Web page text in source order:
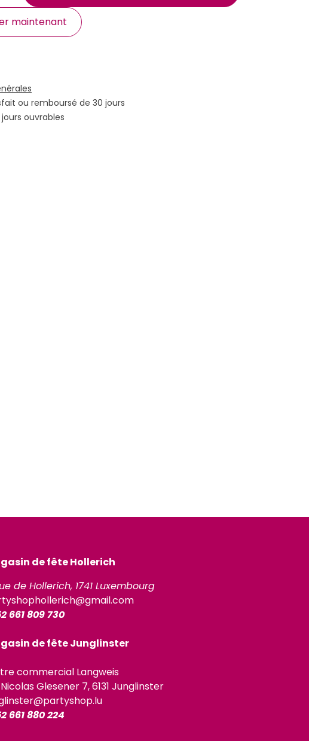
maintenant
ou remboursé de 30 jours
ouvrables
de fête Hollerich
de Hollerich, 1741 Luxembourg
661 809 730
de fête Junglinster
commercial Langweis
Glesener 7, 6131 Junglinster
661 880 224